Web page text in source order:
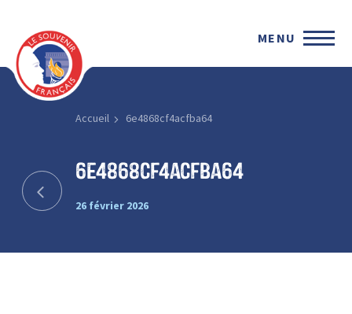
MENU
Accueil 6e4868cf4acfba64
6e4868cf4acfba64
26 février 2026